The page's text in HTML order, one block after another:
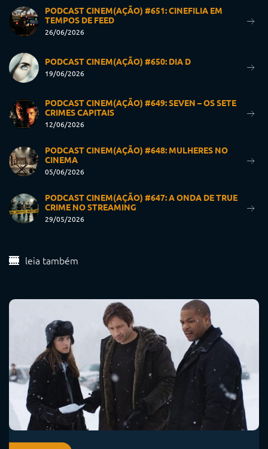
PODCAST CINEM(AÇÃO) #651: CINEFILIA EM
TEMPOS DE FEED
26/06/2026
PODCAST CINEM(AÇÃO) #650: DIA D
19/06/2026
PODCAST CINEM(AÇÃO) #649: SEVEN – OS SETE
CRIMES CAPITAIS
12/06/2026
PODCAST CINEM(AÇÃO) #648: MULHERES NO
CINEMA
05/06/2026
PODCAST CINEM(AÇÃO) #647: A ONDA DE TRUE
CRIME NO STREAMING
29/05/2026
leia também